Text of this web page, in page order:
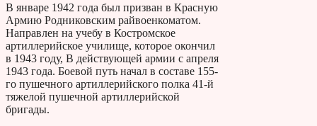
В январе 1942 года был призван в Красную
Армию Родниковским райвоенкоматом.
Направлен на учебу в Костромское
артиллерийское училище, которое окончил
в 1943 году, В действующей армии с апреля
1943 года. Боевой путь начал в составе 155-
го пушечного артиллерийского полка 41-й
тяжелой пушечной артиллерийской
бригады.